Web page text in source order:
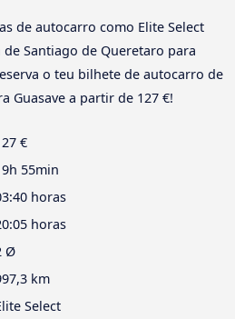
de autocarro como Elite Select
Santiago de Queretaro para
o teu bilhete de autocarro de
Guasave a partir de 127 €!
€
55min
horas
horas
Ø
km
Select